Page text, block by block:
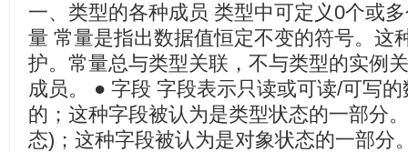
一、类型的各种成员 类型中可定义0个或
量 常量是指出数据值恒定不变的符号。这
护。常量总与类型关联，不与类型的实例
成员。 ● 字段 字段表示只读或可读/可写
的；这种字段被认为是类型状态的一部分
态)；这种字段被认为是对象状态的一部分